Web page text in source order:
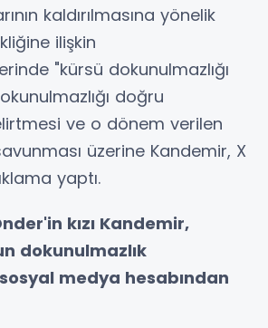
kaldırılmasına yönelik
ilişkin
"kürsü dokunulmazlığı
doğru
ve o dönem verilen
üzerine Kandemir, X
yaptı.
kızı Kandemir,
dokunulmazlık
medya hesabından